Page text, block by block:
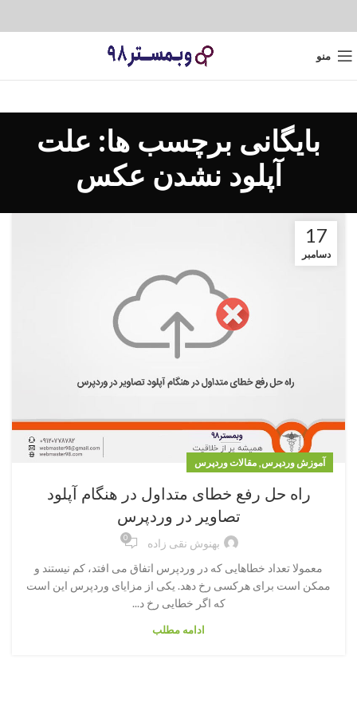
منو
بایگانی برچسب ها: علت
آپلود نشدن عکس
17
دسامبر
آموزش وردپرس, مقالات وردپرس
راه حل رفع خطای متداول در هنگام آپلود
تصاویر در وردپرس
بهنوش نقی زاده 0
معمولا تعداد خطاهایی که در وردپرس اتفاق می افتد، کم نیستند و
ممکن است برای هرکسی رخ دهد. یکی از مزایای وردپرس این است
که اگر خطایی رخ د...
ادامه مطلب